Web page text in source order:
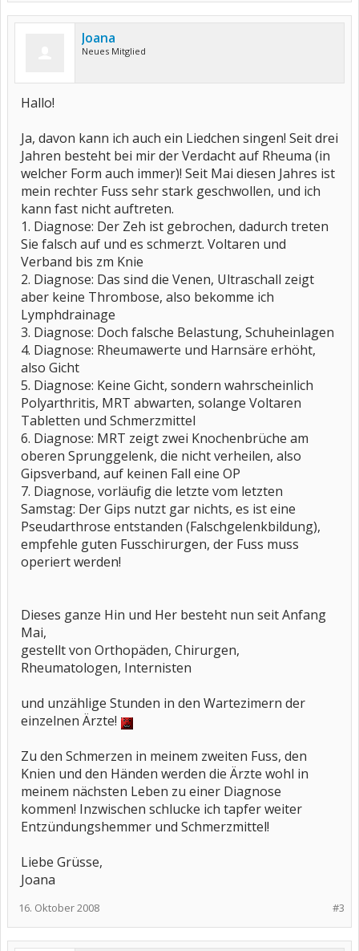
Joana
Neues Mitglied
Hallo!
Ja, davon kann ich auch ein Liedchen singen! Seit drei
Jahren besteht bei mir der Verdacht auf Rheuma (in
welcher Form auch immer)! Seit Mai diesen Jahres ist
mein rechter Fuss sehr stark geschwollen, und ich
kann fast nicht auftreten.
1. Diagnose: Der Zeh ist gebrochen, dadurch treten
Sie falsch auf und es schmerzt. Voltaren und
Verband bis zm Knie
2. Diagnose: Das sind die Venen, Ultraschall zeigt
aber keine Thrombose, also bekomme ich
Lymphdrainage
3. Diagnose: Doch falsche Belastung, Schuheinlagen
4. Diagnose: Rheumawerte und Harnsäre erhöht,
also Gicht
5. Diagnose: Keine Gicht, sondern wahrscheinlich
Polyarthritis, MRT abwarten, solange Voltaren
Tabletten und Schmerzmittel
6. Diagnose: MRT zeigt zwei Knochenbrüche am
oberen Sprunggelenk, die nicht verheilen, also
Gipsverband, auf keinen Fall eine OP
7. Diagnose, vorläufig die letzte vom letzten
Samstag: Der Gips nutzt gar nichts, es ist eine
Pseudarthrose entstanden (Falschgelenkbildung),
empfehle guten Fusschirurgen, der Fuss muss
operiert werden!
Dieses ganze Hin und Her besteht nun seit Anfang
Mai,
gestellt von Orthopäden, Chirurgen,
Rheumatologen, Internisten
und unzählige Stunden in den Wartezimern der
einzelnen Ärzte!
Zu den Schmerzen in meinem zweiten Fuss, den
Knien und den Händen werden die Ärzte wohl in
meinem nächsten Leben zu einer Diagnose
kommen! Inzwischen schlucke ich tapfer weiter
Entzündungshemmer und Schmerzmittel!
Liebe Grüsse,
Joana
#3
16. Oktober 2008